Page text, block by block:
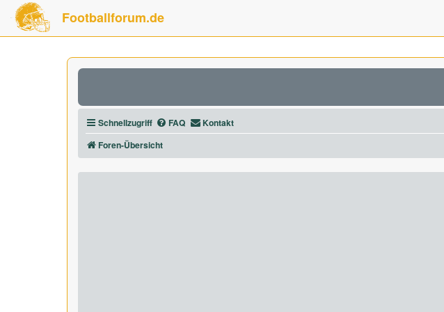
Footballforum.de
Schnellzugriff FAQ Kontakt
Foren-Übersicht